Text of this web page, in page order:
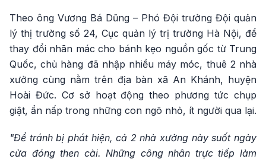
Theo ông Vương Bá Dũng – Phó Đội trưởng Đội quản
lý thị trường số 24, Cục quản lý trị trường Hà Nội, để
thay đổi nhãn mác cho bánh kẹo nguồn gốc từ Trung
Quốc, chủ hàng đã nhập nhiều máy móc, thuê 2 nhà
xưởng cùng nằm trên địa bàn xã An Khánh, huyện
Hoài Đức. Cơ sở hoạt động theo phương tức chụp
giật, ẩn nấp trong những con ngõ nhỏ, ít người qua lại.
"Để tránh bị phát hiện, cả 2 nhà xưởng này suốt ngày
cửa đóng then cài. Những công nhân trực tiếp làm